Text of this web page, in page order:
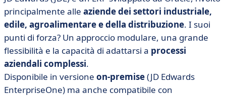
principalmente alle aziende dei settori industriale,
edile, agroalimentare e della distribuzione. I suoi
punti di forza? Un approccio modulare, una grande
flessibilità e la capacità di adattarsi a processi
aziendali complessi.
Disponibile in versione on-premise(JD Edwards
EnterpriseOne) ma anche compatibile con